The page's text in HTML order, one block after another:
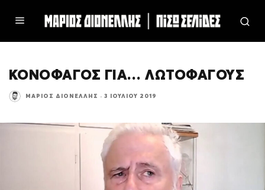
ΚΟΝΟΦΑΓΟΣ ΓΙΑ… ΛΩΤΟΦΑΓΟΥΣ
ΜΆΡΙΟΣ ΔΙΟΝΈΛΛΗΣ · 3 ΙΟΥΛΊΟΥ 2019